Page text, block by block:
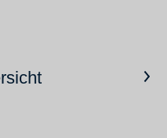
Nächster Artikel